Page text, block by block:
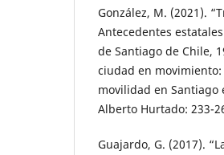
González, M. (2021).
Antecedentes
de Santiago de Chile,
ciudad en
movilidad en Santiago
Alberto Hurtado: 233-
Guajardo, G. (2017).